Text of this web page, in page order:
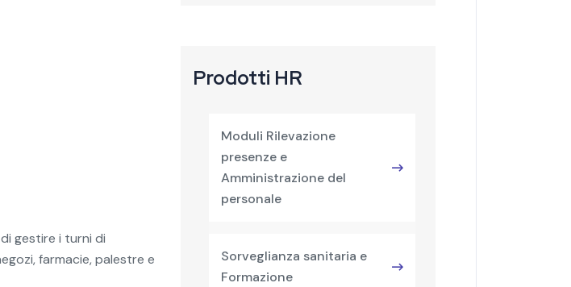
gestire i turni di
farmacie, palestre e
Prodotti HR
Moduli Rilevazione
presenze e
Amministrazione del
personale
Sorveglianza sanitaria e
Formazione